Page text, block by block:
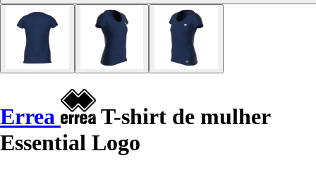
Errea
T-shirt de mulher
Essential Logo